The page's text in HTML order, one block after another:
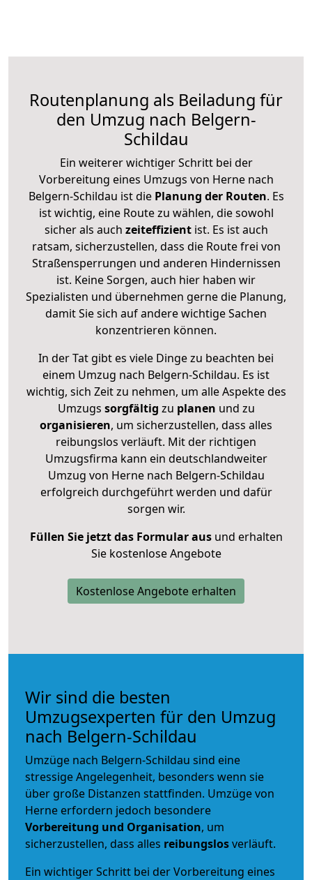
Routenplanung als Beiladung für
den Umzug nach Belgern-
Schildau
Ein weiterer wichtiger Schritt bei der
Vorbereitung eines Umzugs von Herne nach
Belgern-Schildau ist diePlanung der Routen. Es
ist wichtig, eine Route zu wählen, die sowohl
sicher als auch zeiteffizientist. Es ist auch
ratsam, sicherzustellen, dass die Route frei von
Straßensperrungen und anderen Hindernissen
ist. Keine Sorgen, auch hier haben wir
Spezialisten und übernehmen gerne die Planung,
damit Sie sich auf andere wichtige Sachen
konzentrieren können.
In der Tat gibt es viele Dinge zu beachten bei
einem Umzug nach Belgern-Schildau. Es ist
wichtig, sich Zeit zu nehmen, um alle Aspekte des
Umzugs sorgfältig zu planen und zu
organisieren, um sicherzustellen, dass alles
reibungslos verläuft. Mit der richtigen
Umzugsfirma kann ein deutschlandweiter
Umzug von Herne nach Belgern-Schildau
erfolgreich durchgeführt werden und dafür
sorgen wir.
Füllen Sie jetzt das Formular ausund erhalten
Sie kostenlose Angebote
Kostenlose Angebote erhalten
Wir sind die besten
Umzugsexperten für den Umzug
nach Belgern-Schildau
Umzüge nach Belgern-Schildau sind eine
stressige Angelegenheit, besonders wenn sie
über große Distanzen stattfinden. Umzüge von
Herne erfordern jedoch besondere
Vorbereitung und Organisation, um
sicherzustellen, dass alles reibungslosverläuft.
Ein wichtiger Schritt bei der Vorbereitung eines